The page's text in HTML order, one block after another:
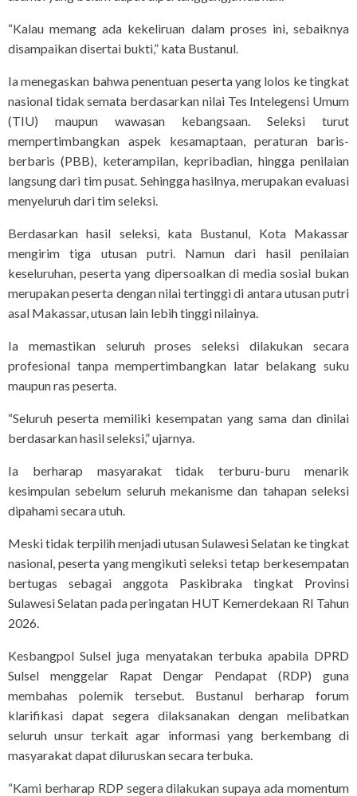
“Kalau memang ada kekeliruan dalam proses ini, sebaiknya
disampaikan disertai bukti,” kata Bustanul.
Ia menegaskan bahwa penentuan peserta yang lolos ke tingkat
nasional tidak semata berdasarkan nilai Tes Intelegensi Umum
(TIU) maupun wawasan kebangsaan. Seleksi turut
mempertimbangkan aspek kesamaptaan, peraturan baris-
berbaris (PBB), keterampilan, kepribadian, hingga penilaian
langsung dari tim pusat. Sehingga hasilnya, merupakan evaluasi
menyeluruh dari tim seleksi.
Berdasarkan hasil seleksi, kata Bustanul, Kota Makassar
mengirim tiga utusan putri. Namun dari hasil penilaian
keseluruhan, peserta yang dipersoalkan di media sosial bukan
merupakan peserta dengan nilai tertinggi di antara utusan putri
asal Makassar, utusan lain lebih tinggi nilainya.
Ia memastikan seluruh proses seleksi dilakukan secara
profesional tanpa mempertimbangkan latar belakang suku
maupun ras peserta.
“Seluruh peserta memiliki kesempatan yang sama dan dinilai
berdasarkan hasil seleksi,” ujarnya.
Ia berharap masyarakat tidak terburu-buru menarik
kesimpulan sebelum seluruh mekanisme dan tahapan seleksi
dipahami secara utuh.
Meski tidak terpilih menjadi utusan Sulawesi Selatan ke tingkat
nasional, peserta yang mengikuti seleksi tetap berkesempatan
bertugas sebagai anggota Paskibraka tingkat Provinsi
Sulawesi Selatan pada peringatan HUT Kemerdekaan RI Tahun
2026.
Kesbangpol Sulsel juga menyatakan terbuka apabila DPRD
Sulsel menggelar Rapat Dengar Pendapat (RDP) guna
membahas polemik tersebut. Bustanul berharap forum
klarifikasi dapat segera dilaksanakan dengan melibatkan
seluruh unsur terkait agar informasi yang berkembang di
masyarakat dapat diluruskan secara terbuka.
“Kami berharap RDP segera dilakukan supaya ada momentum